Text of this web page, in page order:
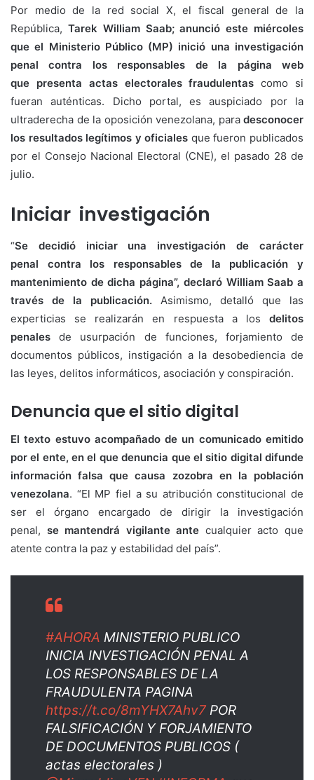
Por medio de la red social X, el fiscal general de la
República, Tarek William Saab; anunció este miércoles
que el Ministerio Público (MP) inició una investigación
penal contra los responsables de la página web
que presenta actas electorales fraudulentascomo si
fueran auténticas. Dicho portal, es auspiciado por la
ultraderecha de la oposición venezolana, para desconocer
los resultados legítimos y oficiales que fueron publicados
por el Consejo Nacional Electoral (CNE), el pasado 28 de
julio.
Iniciar investigación
“Se decidió iniciar una investigación de carácter
penal contra los responsables de la publicación y
mantenimiento de dicha página”, declaró William Saab a
través de la publicación. Asimismo, detalló que las
experticias se realizarán en respuesta a los delitos
penales de usurpación de funciones, forjamiento de
documentos públicos, instigación a la desobediencia de
las leyes, delitos informáticos, asociación y conspiración.
Denuncia que el sitio digital
El texto estuvo acompañado de un comunicado emitido
por el ente, en el que denuncia que el sitio digital difunde
información falsa que causa zozobra en la población
venezolana. “El MP fiel a su atribución constitucional de
ser el órgano encargado de dirigir la investigación
penal, se mantendrá vigilante ante cualquier acto que
atente contra la paz y estabilidad del país”.
#AHORA MINISTERIO PUBLICO
INICIA INVESTIGACIÓN PENAL A
LOS RESPONSABLES DE LA
FRAUDULENTA PAGINA
https://t.co/8mYHX7Ahv7 POR
FALSIFICACIÓN Y FORJAMIENTO
DE DOCUMENTOS PUBLICOS (
actas electorales )